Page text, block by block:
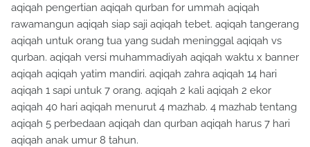
aqiqah pengertian aqiqah qurban for ummah aqiqah
rawamangun aqiqah siap saji aqiqah tebet. aqiqah tangerang
aqiqah untuk orang tua yang sudah meninggal aqiqah vs
qurban. aqiqah versi muhammadiyah aqiqah waktu x banner
aqiqah aqiqah yatim mandiri. aqiqah zahra aqiqah 14 hari
aqiqah 1 sapi untuk 7 orang. aqiqah 2 kali aqiqah 2 ekor
aqiqah 40 hari aqiqah menurut 4 mazhab. 4 mazhab tentang
aqiqah 5 perbedaan aqiqah dan qurban aqiqah harus 7 hari
aqiqah anak umur 8 tahun.